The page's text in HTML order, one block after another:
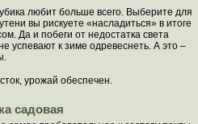
любит больше всего. Выберите для
вы рискуете «насладиться» в итоге
Да и побеги от недостатка света
успевают к зиме одревеснеть. А это –
урожай обеспечен.
садовая